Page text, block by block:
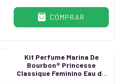
COMPRAR
Kit Perfume Marina De
Bourbon® Princesse
Classique Feminino Eau de